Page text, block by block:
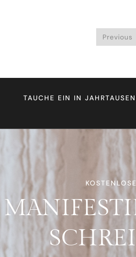
Previous
TAUCHE EIN IN